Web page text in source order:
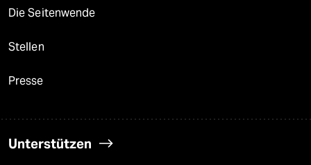
Die Seitenwende
Stellen
Presse
Unterstützen